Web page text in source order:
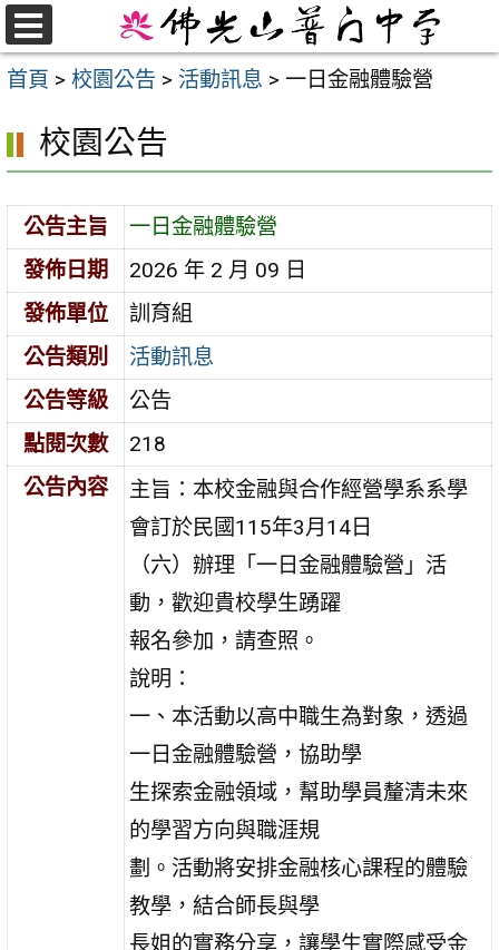
跳
至
主首頁 > 校園公告 > 活動訊息 > 一日金融體驗營
校園公告
公告主旨
一日金融體驗營
發佈日期
2026 年 2 月 09 日
發佈單位
訓育組
公告類別
活動訊息
公告等級
公告
點閱次數
218
公告內容
主旨：本校金融與合作經營學系系學
會訂於民國115年3月14日
（六）辦理「一日金融體驗營」活
動，歡迎貴校學生踴躍
報名參加，請查照。
說明：
一、本活動以高中職生為對象，透過
一日金融體驗營，協助學
生探索金融領域，幫助學員釐清未來
的學習方向與職涯規
劃。活動將安排金融核心課程的體驗
教學，結合師長與學
長姐的實務分享，讓學生實際感受金
選
單